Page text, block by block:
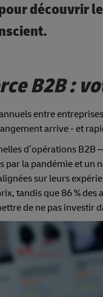
découvrir
B2B :
entre
arrive - et
d’opérations B2B
par la pandémie et un
sur leurs
tandis que 86 %
de ne pas investir